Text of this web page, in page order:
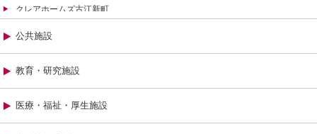
クレアホームズ古江新町
二反田ビル
クレアホームズ牛田中
プレディア皆実町
レジデンス岩国駅東
公共施設
教育・研究施設
医療・福祉・厚生施設